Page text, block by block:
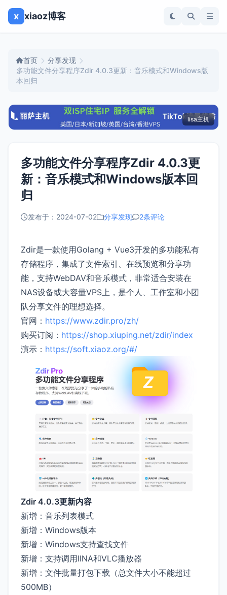
x xiaoz博客
首页
分享发现
多功能文件分享程序Zdir 4.0.3更新：音乐模式和Windows版
本回归
lisa主机
多功能文件分享程序Zdir 4.0.3更
新：音乐模式和Windows版本回
归
发布于：2024-07-02 分享发现 2条评论
Zdir是一款使用Golang + Vue3开发的多功能私有
存储程序，集成了文件索引、在线预览和分享功
能，支持WebDAV和音乐模式，非常适合安装在
NAS设备或大容量VPS上，是个人、工作室和小团
队分享文件的理想选择。
官网： https://www.zdir.pro/zh/
购买订阅： https://shop.xiuping.net/zdir/index
演示： https://soft.xiaoz.org/#/
Zdir 4.0.3更新内容
新增：音乐列表模式
新增：Windows版本
新增：Windows支持查找文件
新增：支持调用IINA和VLC播放器
新增：文件批量打包下载（总文件大小不能超过
500MB）